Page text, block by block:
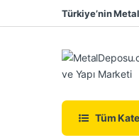
Skip to navigation
Skip to contentTürkiye’nin
Tüm